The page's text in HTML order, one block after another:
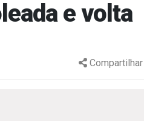
e volta
Compartilhar